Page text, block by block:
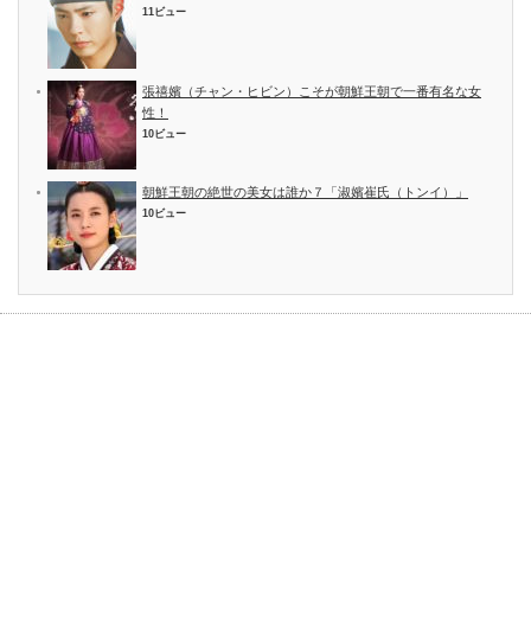
11ビュー
張禧嬪（チャン・ヒビン）こそが朝鮮王朝で一番有名な女
性！
10ビュー
朝鮮王朝の絶世の美女は誰か７「淑嬪崔氏（トンイ）」
10ビュー